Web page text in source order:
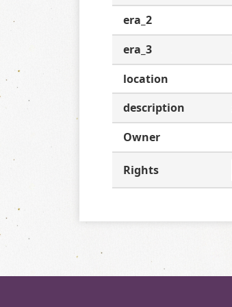
era_2
era_3
location
description
Owner
Rights